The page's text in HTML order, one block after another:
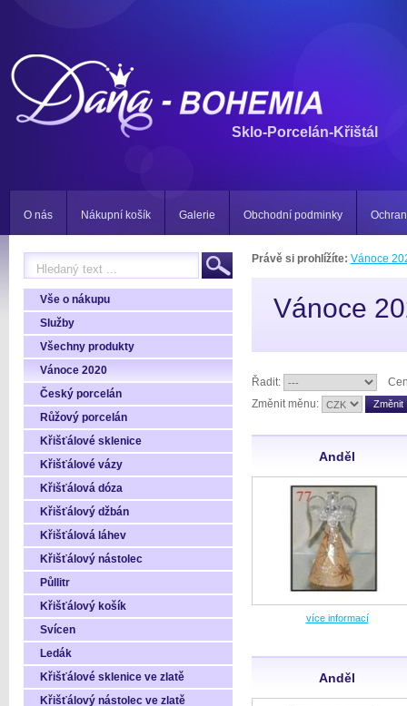
Sklo-Porcelán-Křištál
O nás Nákupní košík Galerie Obchodní podminky
Vše o nákupu
Služby
Všechny produkty
Vánoce 2020
Český porcelán
Růžový porcelán
Křišťálové sklenice
Křišťálové vázy
Křišťálová dóza
Křišťálový džbán
Křišťálová láhev
Křišťálový nástolec
Půllitr
Křišťálový košík
Svícen
Ledák
Křišťálové sklenice ve zlatě
Křišťálový nástolec ve zlatě
Právě si prohlížíte: Vánoce
Vánoce
Řadit:
Změnit měnu:
Anděl
více informací
Anděl